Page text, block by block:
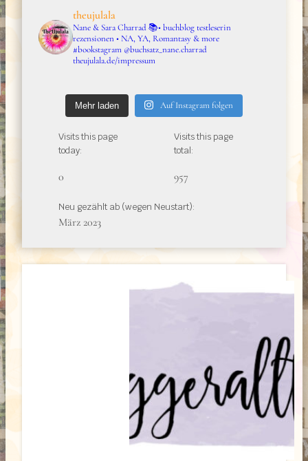
theujulala
Nane & Sara Charrad📚• buchblog testleserin
rezensionen • NA, YA, Romantasy & more
#bookstagram @buchsatz_nane.charrad
theujulala.de/impressum
Mehr laden Auf Instagram folgen
Visits this page
today:
0
Visits this page
total:
957
Neu gezählt ab (wegen Neustart):
März 2023